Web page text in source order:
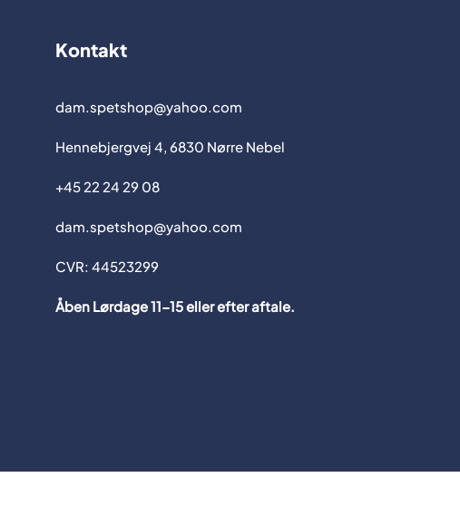
Kontakt
dam.spetshop@yahoo.com
Hennebjergvej 4, 6830 Nørre Nebel
+45 22 24 29 08
dam.spetshop@yahoo.com
CVR: 44523299
Åben Lørdage 11-15 eller efter aftale.